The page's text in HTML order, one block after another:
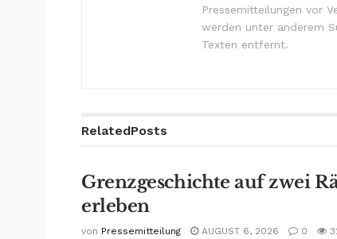
Pressemitteilungen vor
werden unter anderem
Texten entfernt.
RelatedPosts
Grenzgeschichte auf zwei
erleben
von Pressemitteilung AUGUST 6, 2026 0